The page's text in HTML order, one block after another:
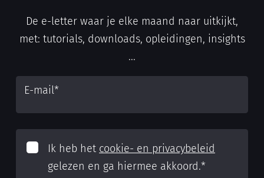
De e-letter waar je elke maand naar uitkijkt,
met: tutorials, downloads, opleidingen, insights
...
E-mail*
Ik heb het cookie- en privacybeleid
gelezen en ga hiermee akkoord.*